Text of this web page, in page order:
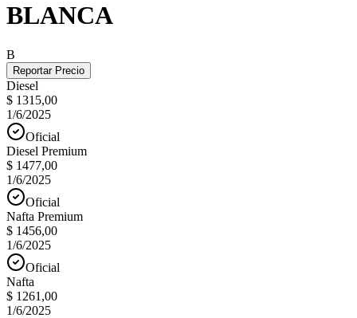
BLANCA
B
Reportar Precio
Diesel
$ 1315,00
1/6/2025
Oficial
Diesel Premium
$ 1477,00
1/6/2025
Oficial
Nafta Premium
$ 1456,00
1/6/2025
Oficial
Nafta
$ 1261,00
1/6/2025